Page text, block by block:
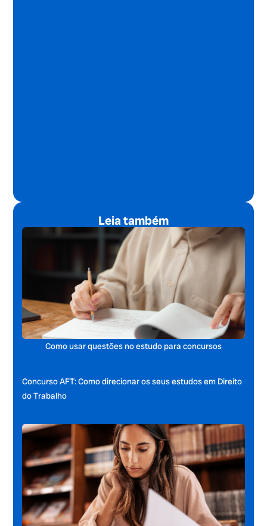
Leia também
Como usar questões no estudo para concursos
Concurso AFT: Como direcionar os seus estudos em Direito
do Trabalho